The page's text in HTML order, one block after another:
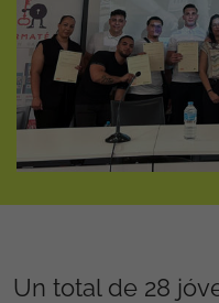
Un total de 28